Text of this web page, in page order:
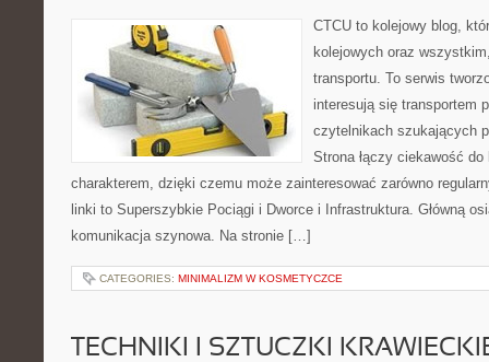
CTCU to kolejowy blog,
kolejowych oraz
transportu. To serwis
interesują się transportem
czytelnikach szukających
Strona łączy ciekawość
charakterem, dzięki czemu może zainteresować zarówno
linki to Superszybkie Pociągi i Dworce i Infrastruktura. Główną
komunikacja szynowa. Na stronie […]
CATEGORIES: MINIMALIZM W KOSMETYCZCE
TECHNIKI I SZTUCZKI